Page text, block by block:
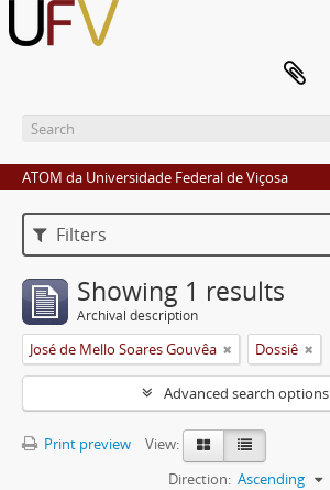
ATOM da Universidade Federal de Viçosa
Filters
Showing 1 results
Archival description
José de Mello Soares Gouvêa Dossiê
Advanced search options
Print preview
View:
Direction: Ascending